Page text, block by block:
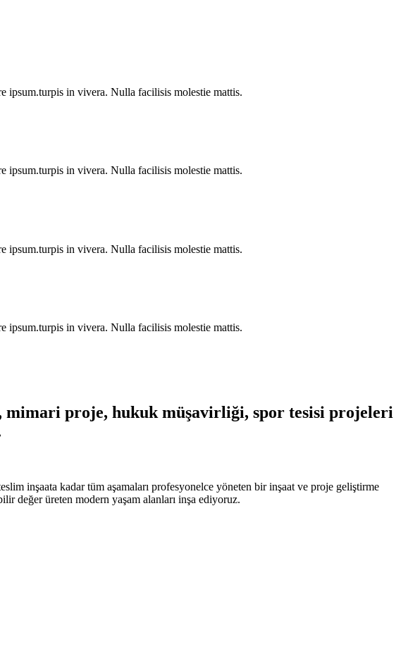
ipsum.turpis in vivera. Nulla facilisis molestie mattis.
ipsum.turpis in vivera. Nulla facilisis molestie mattis.
ipsum.turpis in vivera. Nulla facilisis molestie mattis.
ipsum.turpis in vivera. Nulla facilisis molestie mattis.
mimari proje, hukuk müşavirliği, spor tesisi projeleri
inşaata kadar tüm aşamaları profesyonelce yöneten bir inşaat ve proje geliştirme
değer üreten modern yaşam alanları inşa ediyoruz.